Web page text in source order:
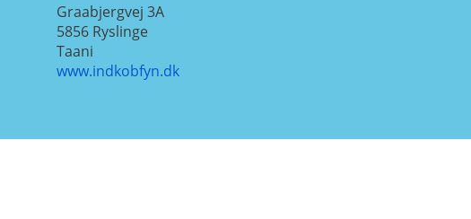
Graabjergvej 3A
5856 Ryslinge
Taani
www.indkobfyn.dk